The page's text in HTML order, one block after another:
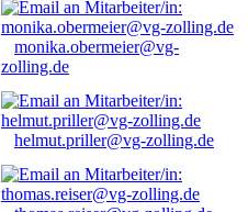
monika.obermeier@vg-
zolling.de
helmut.priller@vg-zolling.de